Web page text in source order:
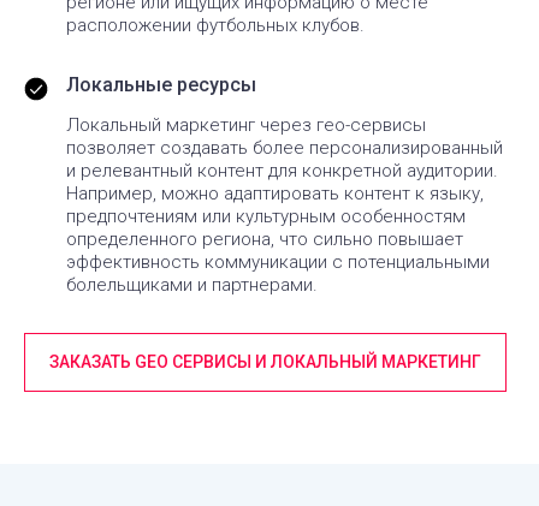
расположении футбольных клубов.
Локальные ресурсы
Локальный маркетинг через гео-сервисы
позволяет создавать более персонализированный
и релевантный контент для конкретной аудитории.
Например, можно адаптировать контент к языку,
предпочтениям или культурным особенностям
определенного региона, что сильно повышает
эффективность коммуникации с потенциальными
болельщиками и партнерами.
ЗАКАЗАТЬ GEO СЕРВИСЫ И ЛОКАЛЬНЫЙ МАРКЕТИНГ